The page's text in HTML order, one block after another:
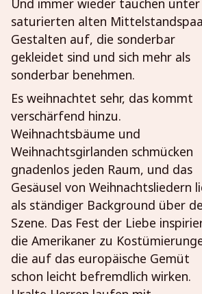
saturierten alten
Gestalten auf, die sonderbar
gekleidet sind und sich mehr als
sonderbar benehmen.
Es weihnachtet sehr, das kommt
verschärfend hinzu.
Weihnachtsbäume und
Weihnachtsgirlanden schmücken
gnadenlos jeden Raum, und das
Gesäusel von Weihnachtsliedern
als ständiger Background über
Szene. Das Fest der Liebe
die Amerikaner zu
die auf das europäische Gemüt
schon leicht befremdlich wirken.